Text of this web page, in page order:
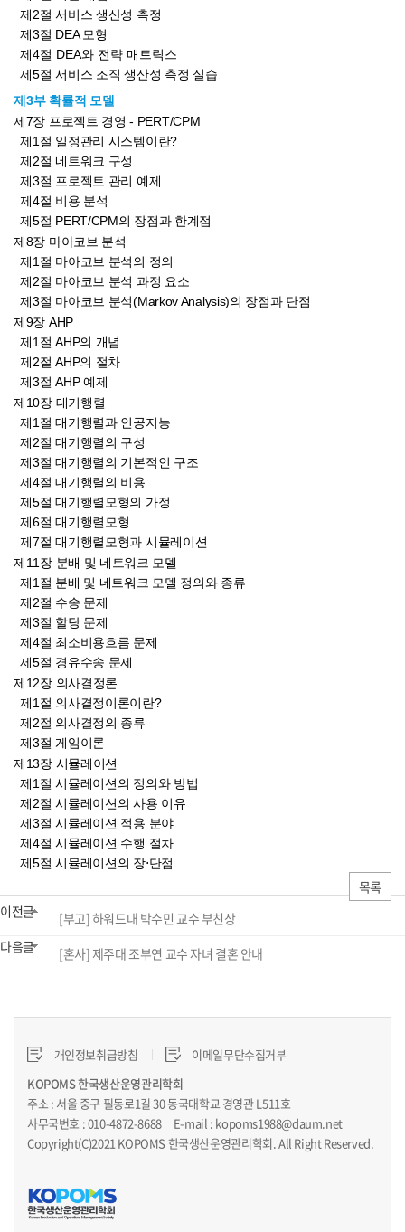
제2절 서비스 생산성 측정
제3절 DEA 모형
제4절 DEA와 전략 매트릭스
제5절 서비스 조직 생산성 측정 실습
제3부 확률적 모델
제7장 프로젝트 경영 - PERT/CPM
제1절 일정관리 시스템이란?
제2절 네트워크 구성
제3절 프로젝트 관리 예제
제4절 비용 분석
제5절 PERT/CPM의 장점과 한계점
제8장 마아코브 분석
제1절 마아코브 분석의 정의
제2절 마아코브 분석 과정 요소
제3절 마아코브 분석(Markov Analysis)의 장점과 단점
제9장 AHP
제1절 AHP의 개념
제2절 AHP의 절차
제3절 AHP 예제
제10장 대기행렬
제1절 대기행렬과 인공지능
제2절 대기행렬의 구성
제3절 대기행렬의 기본적인 구조
제4절 대기행렬의 비용
제5절 대기행렬모형의 가정
제6절 대기행렬모형
제7절 대기행렬모형과 시뮬레이션
제11장 분배 및 네트워크 모델
제1절 분배 및 네트워크 모델 정의와 종류
제2절 수송 문제
제3절 할당 문제
제4절 최소비용흐름 문제
제5절 경유수송 문제
제12장 의사결정론
제1절 의사결정이론이란?
제2절 의사결정의 종류
제3절 게임이론
제13장 시뮬레이션
제1절 시뮬레이션의 정의와 방법
제2절 시뮬레이션의 사용 이유
제3절 시뮬레이션 적용 분야
제4절 시뮬레이션 수행 절차
제5절 시뮬레이션의 장⋅단점
목록
이전글
[부고] 하워드대 박수민 교수 부친상
다음글
[혼사] 제주대 조부연 교수 자녀 결혼 안내
개인정보취급방침
이메일무단수집거부
KOPOMS 한국생산운영관리학회
주소 : 서울 중구 필동로1길 30 동국대학교 경영관 L511호
사무국번호 : 010-4872-8688 E-mail : kopoms1988@daum.net
Copyright(C)2021 KOPOMS 한국생산운영관리학회. All Right Reserved.